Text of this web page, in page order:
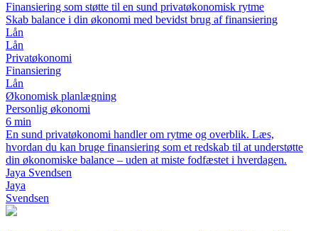
Finansiering som støtte til en sund privatøkonomisk rytme
Skab balance i din økonomi med bevidst brug af finansiering
Lån
Lån
Privatøkonomi
Finansiering
Lån
Økonomisk planlægning
Personlig økonomi
6 min
En sund privatøkonomi handler om rytme og overblik. Læs,
hvordan du kan bruge finansiering som et redskab til at understøtte
din økonomiske balance – uden at miste fodfæstet i hverdagen.
Jaya Svendsen
Jaya
Svendsen